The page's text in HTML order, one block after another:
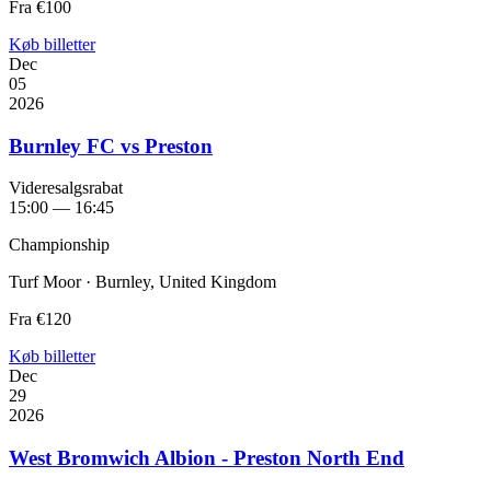
Fra €100
Køb billetter
Dec
05
2026
Burnley FC vs Preston
Videresalgsrabat
15:00 — 16:45
Championship
Turf Moor · Burnley, United Kingdom
Fra €120
Køb billetter
Dec
29
2026
West Bromwich Albion - Preston North End